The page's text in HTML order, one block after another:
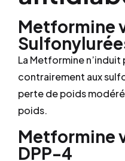
Metformine
La Metformine
contrairement aux
perte de poids
poids.
Metformine
DPP-4